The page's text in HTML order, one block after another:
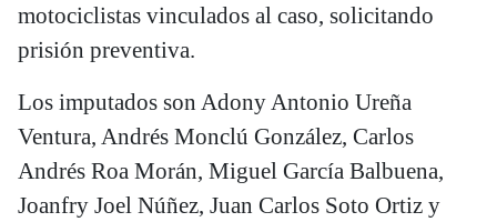
motociclistas vinculados al caso, solicitando
prisión preventiva.
Los imputados son Adony Antonio Ureña
Ventura, Andrés Monclú González, Carlos
Andrés Roa Morán, Miguel García Balbuena,
Joanfry Joel Núñez, Juan Carlos Soto Ortiz y